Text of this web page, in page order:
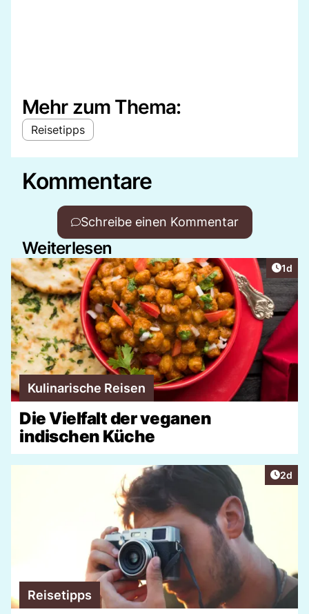
Mehr zum Thema:
Reisetipps
Kommentare
Schreibe einen Kommentar
Weiterlesen
1d
Kulinarische Reisen
Die Vielfalt der veganen
indischen Küche
2d
Reisetipps